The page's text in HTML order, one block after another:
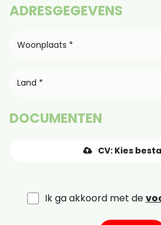
ADRESGEGEVENS
Land *
DOCUMENTEN
CV: Kies
Ik ga akkoord met de